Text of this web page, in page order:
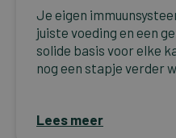
Je eigen
juiste voeding en een
solide basis voor elke
nog een stapje verder
Lees meer